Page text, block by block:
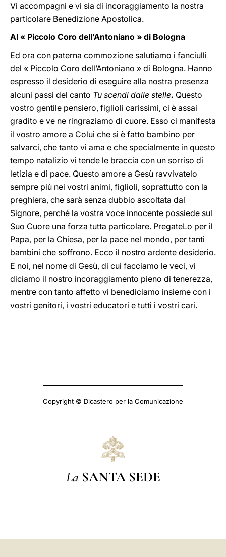
Vi accompagni e vi sia di incoraggiamento la nostra
particolare Benedizione Apostolica.
Al « Piccolo Coro dell’Antoniano » di Bologna
Ed ora con paterna commozione salutiamo i fanciulli
del « Piccolo Coro dell’Antoniano » di Bologna. Hanno
espresso il desiderio di eseguire alla nostra presenza
alcuni passi del canto Tu scendi dalle stelle. Questo
vostro gentile pensiero, figlioli carissimi, ci è assai
gradito e ve ne ringraziamo di cuore. Esso ci manifesta
il vostro amore a Colui che si è fatto bambino per
salvarci, che tanto vi ama e che specialmente in questo
tempo natalizio vi tende le braccia con un sorriso di
letizia e di pace. Questo amore a Gesù ravvivatelo
sempre più nei vostri animi, figlioli, soprattutto con la
preghiera, che sarà senza dubbio ascoltata dal
Signore, perché la vostra voce innocente possiede sul
Suo Cuore una forza tutta particolare. PregateLo per il
Papa, per la Chiesa, per la pace nel mondo, per tanti
bambini che soffrono. Ecco il nostro ardente desiderio.
E noi, nel nome di Gesù, di cui facciamo le veci, vi
diciamo il nostro incoraggiamento pieno di tenerezza,
mentre con tanto affetto vi benediciamo insieme con i
vostri genitori, i vostri educatori e tutti i vostri cari.
Copyright © Dicastero per la Comunicazione
La SANTA SEDE